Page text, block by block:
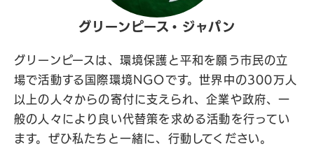
グリーンピース・ジャパン
グリーンピースは、環境保護と平和を願う市民の立
場で活動する国際環境NGOです。世界中の300万人
以上の人々からの寄付に支えられ、企業や政府、一
般の人々により良い代替策を求める活動を行ってい
ます。ぜひ私たちと一緒に、行動してください。